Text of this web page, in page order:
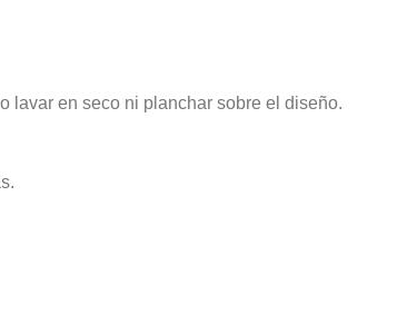
lavar en seco ni planchar sobre el diseño.